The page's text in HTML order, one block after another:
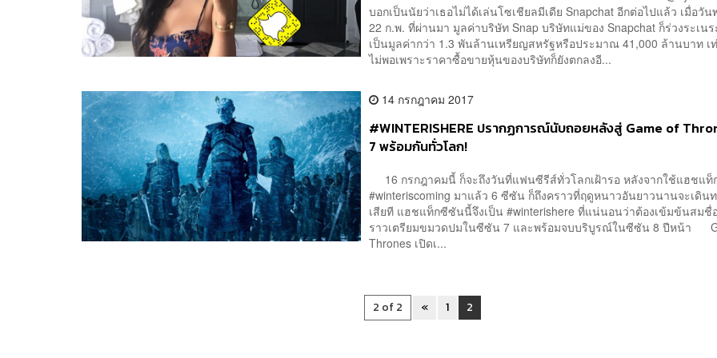
บอกเป็นนัยว่าเธอไม่ได้เล่นโซเชียลมีเดีย Snapchat อีกต่อไปแล้ว เมื่อวั
22 ก.พ. ที่ผ่านมา มูลค่าบริษัท Snap บริษัทแม่ของ Snapchat ก็ร่วงระเน
เป็นมูลค่ากว่า 1.3 พันล้านเหรียญสหรัฐหรือประมาณ 41,000 ล้านบาท เ
ไม่พอเพราะราคาซื้อขายหุ้นของบริษัทก็ยังตกลงอี...
14 กรกฎาคม 2017
#WINTERISHERE ปรากฏการณ์นับถอยหลังสู่ Game of
7 พร้อมกันทั่วโลก!
16 กรกฎาคมนี้ ก็จะถึงวันที่แฟนซีรีส์ทั่วโลกเฝ้ารอ หลังจากใช้แฮชแท็
#winteriscoming มาแล้ว 6 ซีซัน ก็ถึงคราวที่ฤดูหนาวอันยาวนานจะเดิน
เสียที แฮชแท็กซีซันนี้จึงเป็น #winterishere ที่แน่นอนว่าต้องเข้มข้นสมชื่อ
ราวเตรียมขมวดปมในซีซัน 7 และพร้อมจบบริบูรณ์ในซีซัน 8 ปีหน้า
Thrones เปิดเ...
2 of 2 « 1 2